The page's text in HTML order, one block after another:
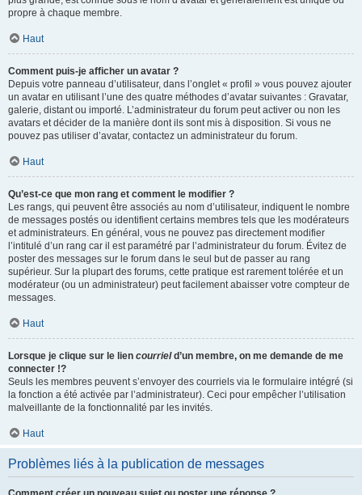
propre à chaque membre.
Haut
Comment puis-je afficher un avatar ?
Depuis votre panneau d’utilisateur, dans l’onglet « profil » vous pouvez ajouter
un avatar en utilisant l’une des quatre méthodes d’avatar suivantes : Gravatar,
galerie, distant ou importé. L’administrateur du forum peut activer ou non les
avatars et décider de la manière dont ils sont mis à disposition. Si vous ne
pouvez pas utiliser d’avatar, contactez un administrateur du forum.
Haut
Qu’est-ce que mon rang et comment le modifier ?
Les rangs, qui peuvent être associés au nom d’utilisateur, indiquent le nombre
de messages postés ou identifient certains membres tels que les modérateurs
et administrateurs. En général, vous ne pouvez pas directement modifier
l’intitulé d’un rang car il est paramétré par l’administrateur du forum. Évitez de
poster des messages sur le forum dans le seul but de passer au rang
supérieur. Sur la plupart des forums, cette pratique est rarement tolérée et un
modérateur (ou un administrateur) peut facilement abaisser votre compteur de
messages.
Haut
Lorsque je clique sur le lien courrield’un membre, on me demande de me
connecter !?
Seuls les membres peuvent s’envoyer des courriels via le formulaire intégré (si
la fonction a été activée par l’administrateur). Ceci pour empêcher l’utilisation
malveillante de la fonctionnalité par les invités.
Haut
Problèmes liés à la publication de messages